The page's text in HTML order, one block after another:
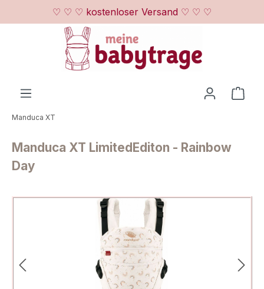
Zum Hauptinhalt springen
♡ ♡ ♡ kostenloser Versand ♡ ♡ ♡
Manduca XT
Manduca XT LimitedEditon - Rainbow
Day
Bildergalerie überspringen